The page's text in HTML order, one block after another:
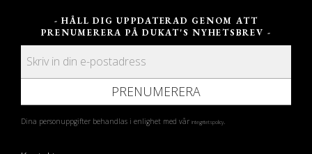
- HÅLL DIG UPPDATERAD GENOM ATT
PRENUMERERA PÅ DUKAT'S NYHETSBREV -
PRENUMERERA
Dina personuppgifter behandlas i enlighet med vår integritetspolicy.